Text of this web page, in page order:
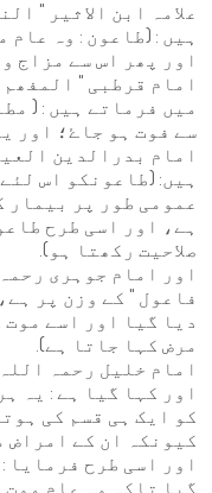
علامہ ابن الاثیر "
ہیں : (طاعون : وہ
اور پھر اس سے مزاج
امام قرطبی "
میں فرماتے ہیں : (
سے فوت ہو جاۓ؛ اور
امام بدرالدین
ہیں: (طاعونکو اس
عمومی طور پر بیمار
ہے، اور اسی طرح
صلاحیت رکھتا ہو).
اور امام جوہری
فاعول " کے وزن پر
دیا گیا اور اسے موت
مرض کہا جاتا ہے).
امام خلیل رحمہ
اور کہا گیا ہے : یہ
کو ایک ہی قسم کی
کیونکہ ان کے امراض
اور اسی طرح فرمایا
گیا تاکہ وہ عام موت